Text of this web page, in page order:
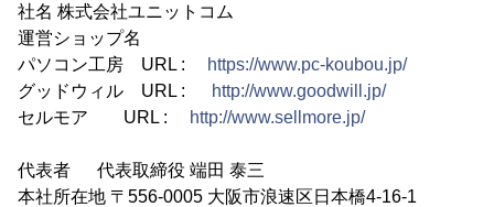
社名 株式会社ユニットコム
運営ショップ名
パソコン工房 URL :
https://www.pc-koubou.jp/
グッドウィル URL :
http://www.goodwill.jp/
セルモア URL :
http://www.sellmore.jp/
代表者 代表取締役 端田 泰三
本社所在地 〒556-0005 大阪市浪速区日本橋4-16-1